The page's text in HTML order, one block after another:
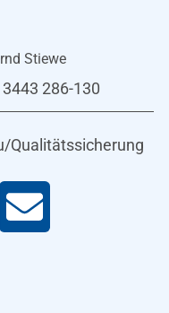
Stiewe
286-130
Qualitätssicherung